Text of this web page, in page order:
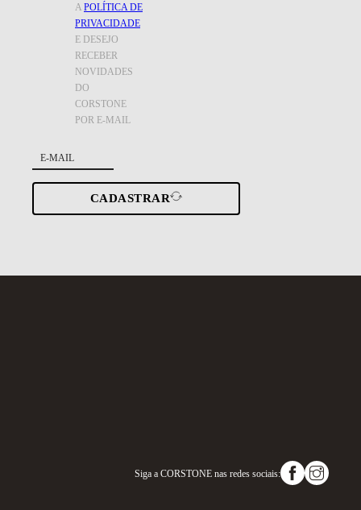
A POLÍTICA DE
PRIVACIDADE
E DESEJO
RECEBER
NOVIDADES
DO
CORSTONE
POR E-MAIL
CADASTRAR
Siga a CORSTONE nas redes sociais: